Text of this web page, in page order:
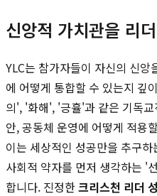
신앙적 가치관을 리
YLC는 참가자들이 자신의 신
에 어떻게 통합할 수 있는지 깊
의', '화해', '긍휼'과 같은 기독
안, 공동체 운영에 어떻게 적용
이는 세상적인 성공만을 추구
사회적 약자를 먼저 생각하는 '
합니다. 진정한크리스천 리더